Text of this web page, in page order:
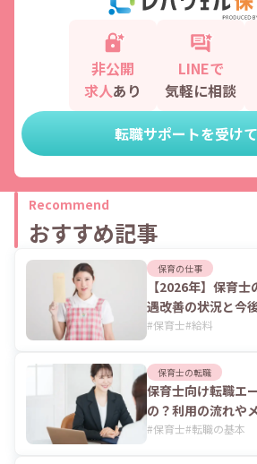
非公開
求人あり
LINEで
気軽に相談
転職サポートを受け
Recommend
おすすめ記事
保育の仕事
【2026年】保育士
遇改善の状況と今
#保育士#給料
保育士の転職
保育士向け転職エ
の？利用の流れや
#保育士#転職の基本